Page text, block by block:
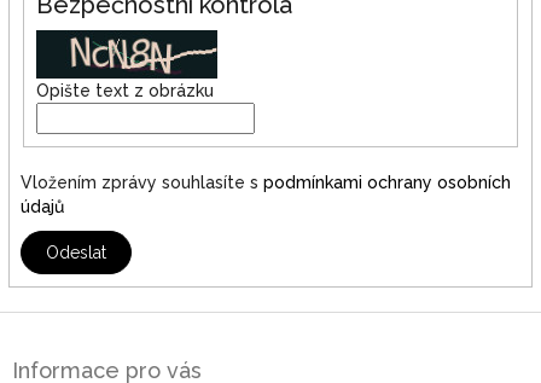
Opište text z obrázku
Vložením zprávy souhlasíte s podmínkami ochrany osobních
údajů
Odeslat
Informace pro vás